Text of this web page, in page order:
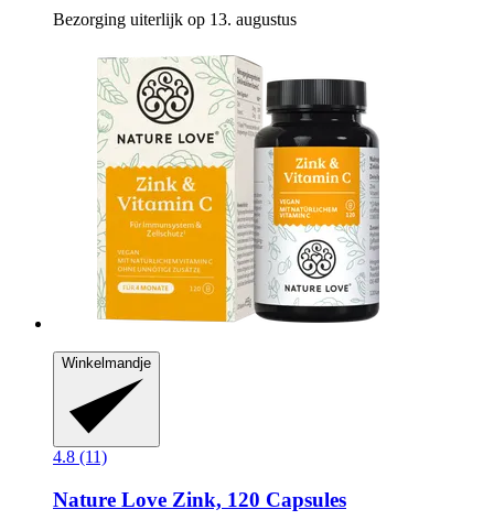
Bezorging uiterlijk op 13. augustus
Winkelmandje
4.8 (11)
Nature Love Zink, 120 Capsules